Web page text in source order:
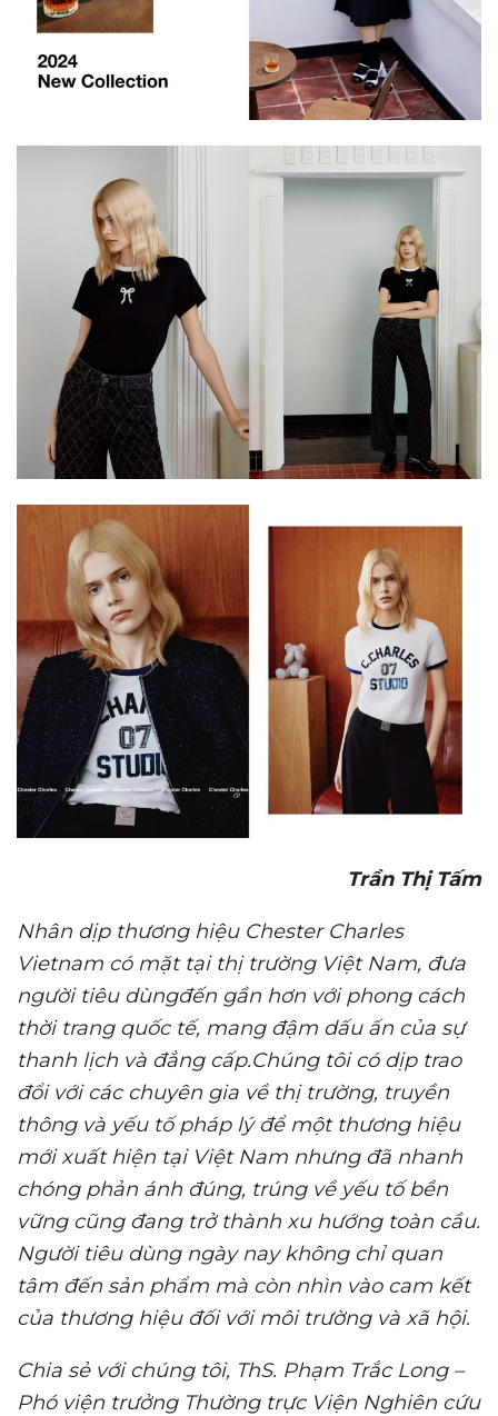
Trần Thị Tấm
Nhân dịp thương hiệu Chester Charles
Vietnam có mặt tại thị trường Việt Nam, đưa
ngườitiêu dùngđến gần hơn với phong cách
thời trang quốc tế, mang đậm dấu ấn của sự
thanh lịch và đẳng cấp.Chúng tôi có dịp trao
đổi với các chuyên gia về thị trường, truyền
thông và yếu tố pháp lý để một thương hiệu
mới xuất hiện tại Việt Nam nhưng đã nhanh
chóng phản ánh đúng, trúng về yếu tố bền
vững cũng đang trở thành xu hướng toàn cầu.
Người tiêu dùng ngày nay không chỉ quan
tâm đến sản phẩm mà còn nhìn vào cam kết
của thương hiệu đối với môi trường và xã hội.
Chia sẻ với chúng tôi, ThS. Phạm Trắc Long –
Phó viện trưởng Thường trực Viện Nghiên cứu